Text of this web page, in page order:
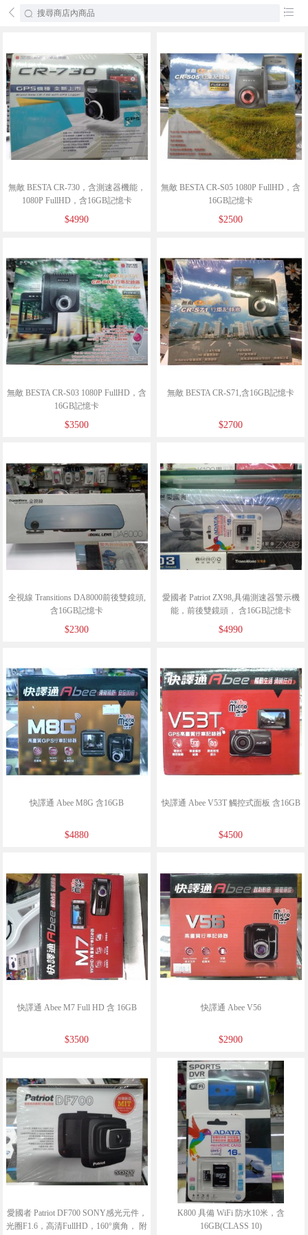
󰄕 󰂦
無敵 BESTA CR-730，含測速器機能，
1080P FullHD，含16GB記憶卡
$4990
無敵 BESTA CR-S05 1080P FullHD，含
16GB記憶卡
$2500
無敵 BESTA CR-S03 1080P FullHD，含
16GB記憶卡
$3500
無敵 BESTA CR-S71,含16GB記憶卡
$2700
全視線 Transitions DA8000前後雙鏡頭,
含16GB記憶卡
$2300
愛國者 Patriot ZX98,具備測速器警示機
能，前後雙鏡頭， 含16GB記憶卡
$4990
快譯通 Abee M8G 含16GB
$4880
快譯通 Abee V53T 觸控式面板 含16GB
$4500
快譯通 Abee M7 Full HD 含 16GB
$3500
快譯通 Abee V56
$2900
愛國者 Patriot DF700 SONY感光元件，
光圈F1.6，高清FullHD，160°廣角， 附
K800 具備 WiFi 防水10米，含
16GB(CLASS 10)